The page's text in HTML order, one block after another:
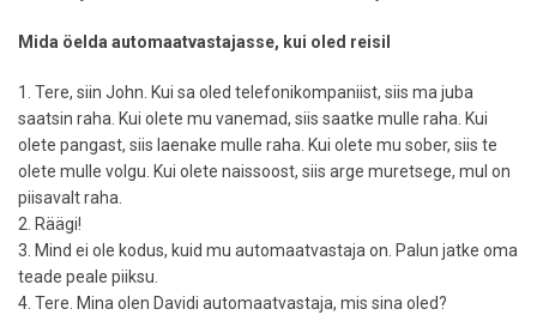
Mida öelda automaatvastajasse, kui oled reisil
1. Tere, siin John. Kui sa oled telefonikompaniist, siis ma juba
saatsin raha. Kui olete mu vanemad, siis saatke mulle raha. Kui
olete pangast, siis laenake mulle raha. Kui olete mu sober, siis te
olete mulle volgu. Kui olete naissoost, siis arge muretsege, mul on
piisavalt raha.
2. Räägi!
3. Mind ei ole kodus, kuid mu automaatvastaja on. Palun jatke oma
teade peale piiksu.
4. Tere. Mina olen Davidi automaatvastaja, mis sina oled?